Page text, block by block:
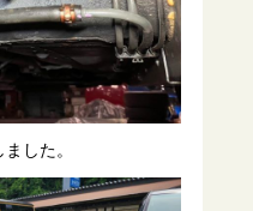
した。